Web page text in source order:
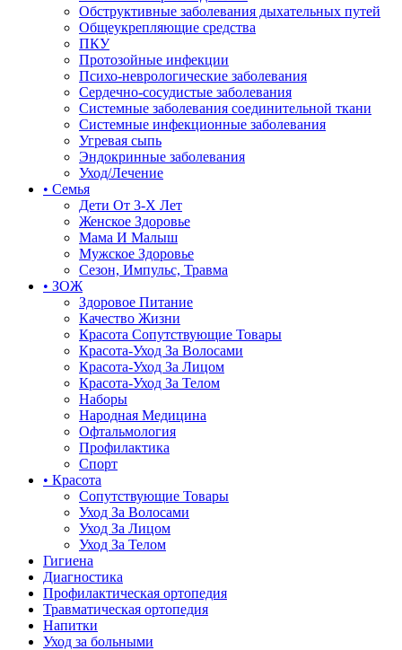
Обструктивные заболевания дыхательных путей
Общеукрепляющие средства
ПКУ
Протозойные инфекции
Психо-неврологические заболевания
Сердечно-сосудистые заболевания
Системные заболевания соединительной ткани
Системные инфекционные заболевания
Угревая сыпь
Эндокринные заболевания
Уход/Лечение
• Семья
Дети От 3-Х Лет
Женское Здоровье
Мама И Малыш
Мужское Здоровье
Сезон, Импульс, Травма
• ЗОЖ
Здоровое Питание
Качество Жизни
Красота Сопутствующие Товары
Красота-Уход За Волосами
Красота-Уход За Лицом
Красота-Уход За Телом
Наборы
Народная Медицина
Офтальмология
Профилактика
Спорт
• Красота
Сопутствующие Товары
Уход За Волосами
Уход За Лицом
Уход За Телом
Гигиена
Диагностика
Профилактическая ортопедия
Травматическая ортопедия
Напитки
Уход за больными